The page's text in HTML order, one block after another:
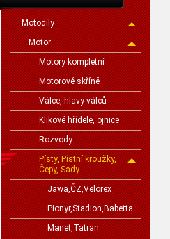
Motodíly
Motor
Motory kompletní
Motorové skříně
Válce, hlavy válců
Klikové hřídele, ojnice
Rozvody
Písty, Pístní kroužky,
Čepy, Sady
Jawa,ČZ,Velorex
Pionyr,Stadion,Babetta
Manet,Tatran